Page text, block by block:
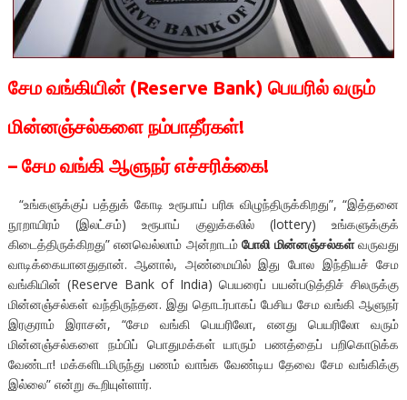
சேம வங்கியின் (Reserve Bank) பெயரில் வரும்
மின்னஞ்சல்களை நம்பாதீர்கள்!
– சேமவங்கி ஆளுநர் எச்சரிக்கை!
“உங்களுக்குப் பத்துக் கோடி உரூபாய் பரிசு விழுந்திருக்கிறது”, “இத்தனை
நூறாயிரம் (இலட்சம்) உரூபாய் குலுக்கலில் (lottery) உங்களுக்குக்
கிடைத்திருக்கிறது” எனவெல்லாம் அன்றாடம்போலி மின்னஞ்சல்கள்வருவது
வாடிக்கையானதுதான். ஆனால், அண்மையில் இது போல இந்தியச் சேம
வங்கியின் (Reserve Bank of India) பெயரைப் பயன்படுத்திச் சிலருக்கு
மின்னஞ்சல்கள் வந்திருந்தன. இது தொடர்பாகப் பேசிய சேம வங்கி ஆளுநர்
இரகுராம் இராசன், “சேம வங்கி பெயரிலோ, எனது பெயரிலோ வரும்
மின்னஞ்சல்களை நம்பிப் பொதுமக்கள் யாரும் பணத்தைப் பறிகொடுக்க
வேண்டா! மக்களிடமிருந்து பணம் வாங்க வேண்டிய தேவை சேம வங்கிக்கு
இல்லை” என்று கூறியுள்ளார்.